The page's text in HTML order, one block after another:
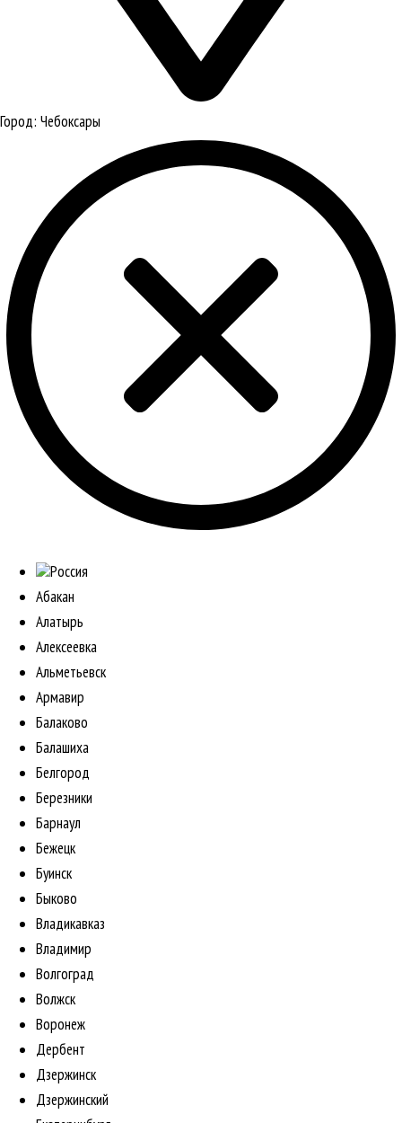
Город: Чебоксары
Россия
Абакан
Алатырь
Алексеевка
Альметьевск
Армавир
Балаково
Балашиха
Белгород
Березники
Барнаул
Бежецк
Буинск
Быково
Владикавказ
Владимир
Волгоград
Волжск
Воронеж
Дербент
Дзержинск
Дзержинский